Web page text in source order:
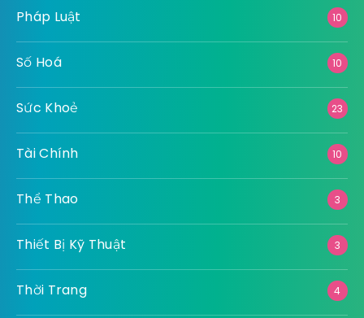
Pháp Luật 10
Số Hoá 10
Sức Khoẻ 23
Tài Chính 10
Thể Thao 3
Thiết Bị Kỹ Thuật 3
Thời Trang 4